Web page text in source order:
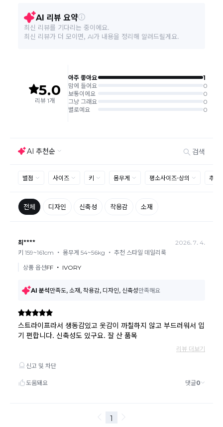
능하니 이점 참고해주시기 바랍니다.
사이트 접수시 자동 CJ대한통운 회수 진행되며, 타택배 착불로 보
내주시는경우 자동 반송됩니다.
반송지: 경기도 여주시 점동면 장여로 545(원부리 204-6번지)
합니다.
같은 주문번호의 반품시에만 합포장 해주셔야 하며, 개별 포장시에
는 추가 접수 요청을 해주셔야 가능합니다.(별도입고시 택배비 추가
같은 주문번호의 상품을 부분 발송 받아보셨어도 반품시에는 합포
사이즈 및 디자인, 색상으로 인한 반품은 제품의 불량이 아닌 부분
제품의 불량, 오배송으로 인한 교환/반품 시 택배비는 본사에서 부
시간의 경과 또는 일부 소비에 의해 재판매가 곤란할 정도로 상품
상품의 TAG, 스티커, 옷걸이, 폴릭백,케이스 등을 훼손 및 분실한 경
환불
환불승인: 반송장 배송완료일로부터 영업일 3-5일내에 물류 입고
현금 결제 시 : 주문취소 확인 후 영업일 기준 1일~3일내 요청계좌
로 환불되며 '한국사이버결제(KCP)'로 입금됩니다.
카드
결제 시 : 주문취소 확인 후 카드사 매출 취소까지 영업일 기준
3일~5일정도 소요됩니다. (해당 카드사 사정에 따라 지연될 수 있